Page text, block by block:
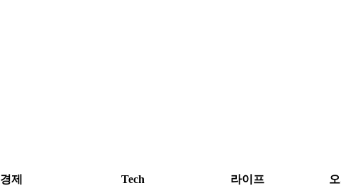
경제 Tech 라이프